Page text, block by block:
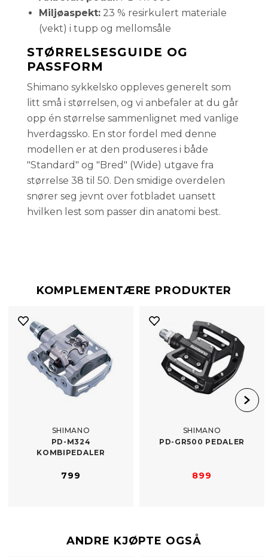
Miljøaspekt: 23 % resirkulert materiale
(vekt) i tupp og mellomsåle
STØRRELSESGUIDE OG
PASSFORM
Shimano sykkelsko oppleves generelt som
litt små i størrelsen, og vi anbefaler at du går
opp én størrelse sammenlignet med vanlige
hverdagssko. En stor fordel med denne
modellen er at den produseres i både
"Standard" og "Bred" (Wide) utgave fra
størrelse 38 til 50. Den smidige overdelen
snører seg jevnt over fotbladet uansett
hvilken lest som passer din anatomi best.
KOMPLEMENTÆRE PRODUKTER
SHIMANO
PD-​M324
KOMBIPEDALER
799
SHIMANO
PD-​GR500 PEDALER
899
ANDRE KJØPTE OGSÅ